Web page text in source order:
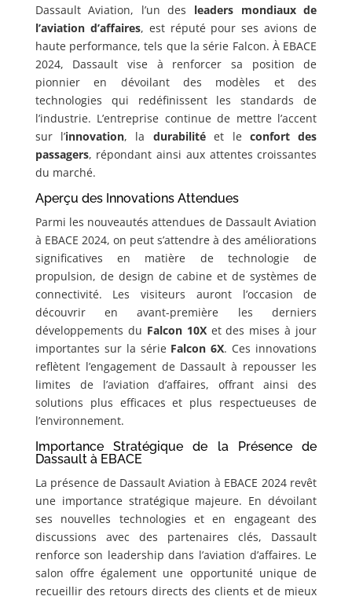
Dassault Aviation, l’un des leaders mondiaux de
l’aviation d’affaires, est réputé pour ses avions de
haute performance, tels que la série Falcon. À EBACE
2024, Dassault vise à renforcer sa position de
pionnier en dévoilant des modèles et des
technologies qui redéfinissent les standards de
l’industrie. L’entreprise continue de mettre l’accent
sur l’innovation, la durabilitéet le confort des
passagers, répondant ainsi aux attentes croissantes
du marché.
Aperçu des Innovations Attendues
Parmi les nouveautés attendues de Dassault Aviation
à EBACE 2024, on peut s’attendre à des améliorations
significatives en matière de technologie de
propulsion, de design de cabine et de systèmes de
connectivité. Les visiteurs auront l’occasion de
découvrir en avant-première les derniers
développements du Falcon 10Xet des mises à jour
importantes sur la série Falcon 6X. Ces innovations
reflètent l’engagement de Dassault à repousser les
limites de l’aviation d’affaires, offrant ainsi des
solutions plus efficaces et plus respectueuses de
l’environnement.
Importance Stratégique de la Présence de
Dassault à EBACE
La présence de Dassault Aviation à EBACE 2024 revêt
une importance stratégique majeure. En dévoilant
ses nouvelles technologies et en engageant des
discussions avec des partenaires clés, Dassault
renforce son leadership dans l’aviation d’affaires. Le
salon offre également une opportunité unique de
recueillir des retours directs des clients et de mieux